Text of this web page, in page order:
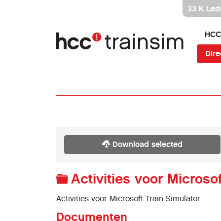
naar
inhoud
33 K
HCC
Download selected
Map
Activities voor
Activities voor Microsoft Train Simulator.
Documenten